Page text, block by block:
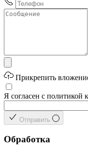
Прикрепить
Я согласен с политикой
Отправить
Обработка